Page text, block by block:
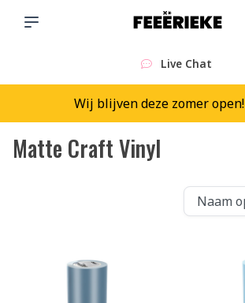
Live Chat
Wij blijven deze zomer open!
Matte Craft Vinyl